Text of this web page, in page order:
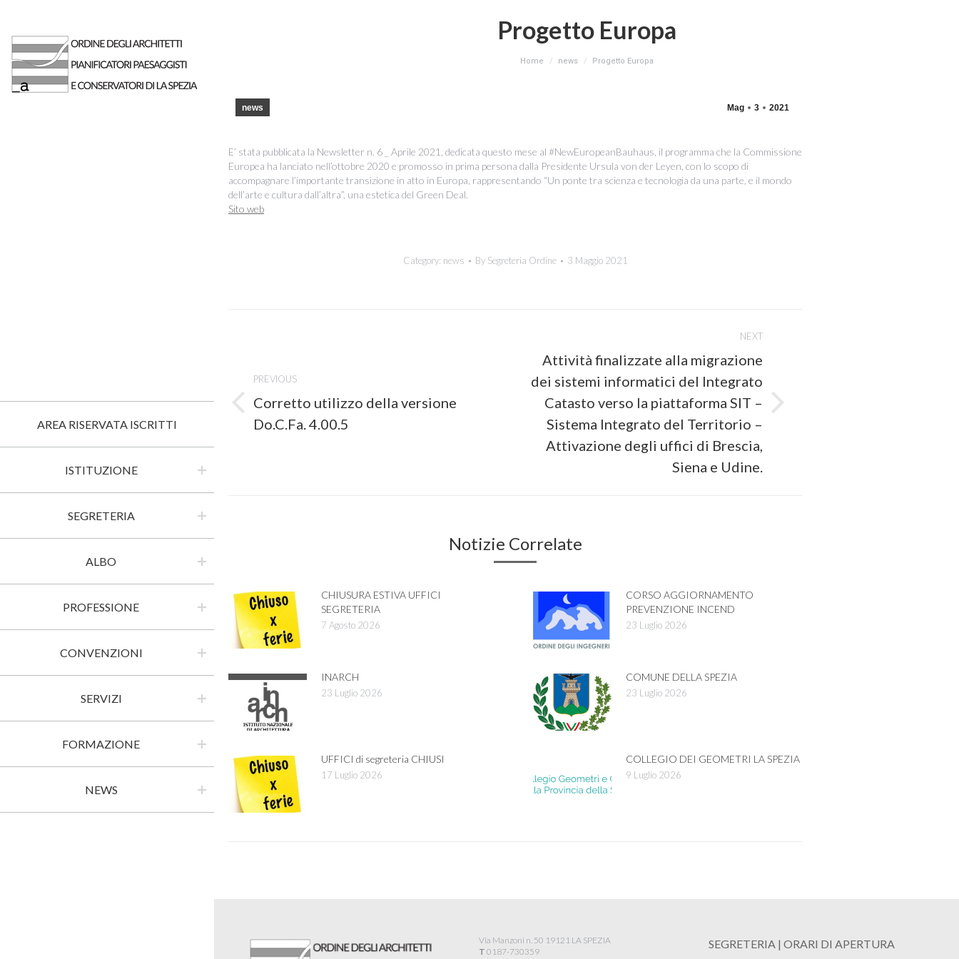
AREA RISERVATA ISCRITTI
ISTITUZIONE
SEGRETERIA
ALBO
PROFESSIONE
CONVENZIONI
SERVIZI
FORMAZIONE
NEWS
Progetto Europa
Home news Progetto Europa
Mag 3 2021
news
E’ stata pubblicata la Newsletter n. 6 _ Aprile 2021, dedicata questo mese al #NewEuropeanBauhaus, il programma che la Commissione
Europea ha lanciato nell’ottobre 2020 e promosso in prima persona dalla Presidente Ursula von der Leyen, con lo scopo di
accompagnare l’importante transizione in atto in Europa, rappresentando “Un ponte tra scienza e tecnologia da una parte, e il mondo
dell’arte e cultura dall’altra”, una estetica del Green Deal.
Sito web
Category: news By Segreteria Ordine 3 Maggio 2021
PREVIOUS
Previous
post:
Corretto utilizzo della versione
Do.C.Fa. 4.00.5
NEXT
Next
post:
Attività finalizzate alla migrazione
dei sistemi informatici del Integrato
Catasto verso la piattaforma SIT –
Sistema Integrato del Territorio –
Attivazione degli uffici di Brescia,
Siena e Udine.
Notizie Correlate
CHIUSURA ESTIVA UFFICI
SEGRETERIA
7 Agosto 2026
CORSO AGGIORNAMENTO
PREVENZIONE INCEND
23 Luglio 2026
INARCH
23 Luglio 2026
COMUNE DELLA SPEZIA
23 Luglio 2026
UFFICI di segreteria CHIUSI
17 Luglio 2026
COLLEGIO DEI GEOMETRI LA SPEZIA
9 Luglio 2026
Via Manzoni n. 50 19121 LA SPEZIA
T 0187-730359
SEGRETERIA | ORARI DI APERTURA